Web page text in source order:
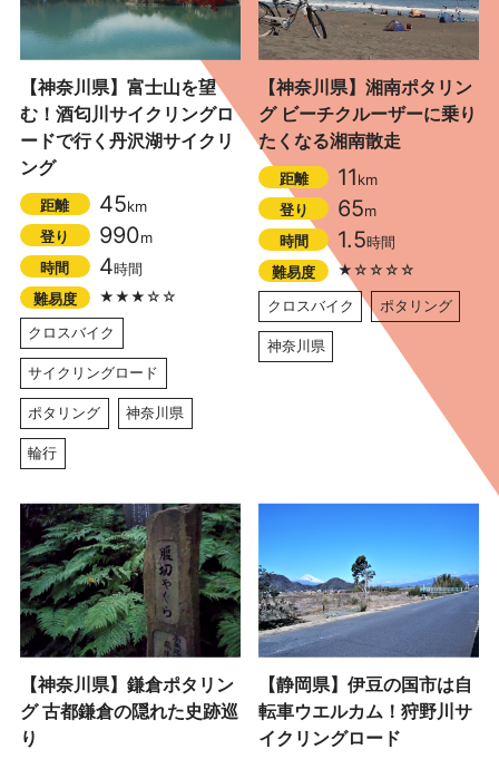
【神奈川県】富士山を望
む！酒匂川サイクリングロ
ードで行く丹沢湖サイクリ
ング
距離 45km
登り
990m
時間
4時間
難易度
★★★☆☆
クロスバイク
サイクリングロード
ポタリング 神奈川県
輪行
【神奈川県】湘南ポタリン
グ ビーチクルーザーに乗り
たくなる湘南散走
距離 11km
登り
65m
時間
1.5時間
難易度
★☆☆☆☆
クロスバイク
ポタリング
神奈川県
【神奈川県】鎌倉ポタリン
グ 古都鎌倉の隠れた史跡巡
り
【静岡県】伊豆の国市は自
転車ウエルカム！狩野川サ
イクリングロード